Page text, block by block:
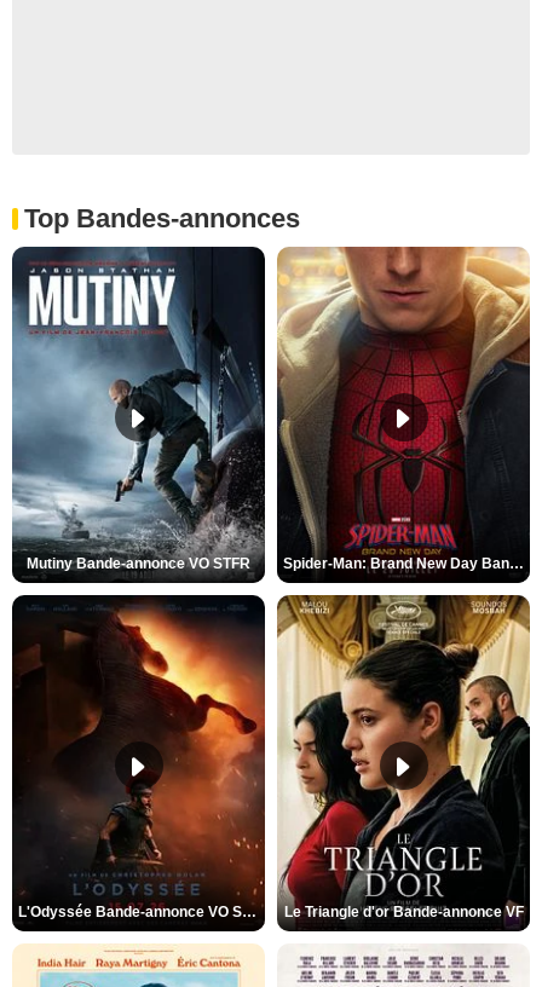
Top Bandes-annonces
Mutiny Bande-annonce VO STFR Spider-Man: Brand New Day Bande-annonce VO STFR
L'Odyssée Bande-annonce VO STFR Le Triangle d'or Bande-annonce VF